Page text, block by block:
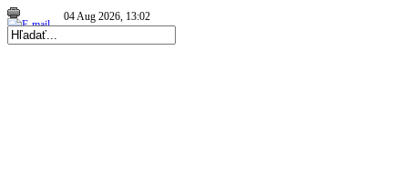
04 Aug 2026, 13:02